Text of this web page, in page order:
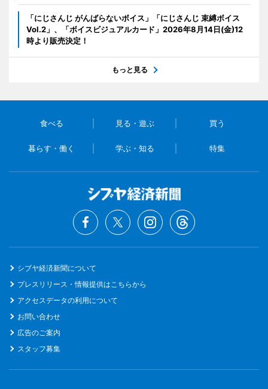
「にじさんじ がんばらないボイス」「にじさんじ 束縛ボイス
Vol.2」、「ボイスビジュアルカード」2026年8月14日(金)12
時より販売決定！
もっと見る
食べる 見る・遊ぶ 買う
暮らす・働く 学ぶ・知る 特集
シブヤ経済新聞について
プレスリリース・情報提供はこちらから
アクセスデータの利用について
お問い合わせ
広告のご案内
スタッフ募集